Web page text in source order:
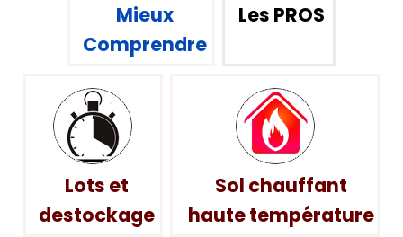
Mieux
Comprendre
Les PROS
Lots et
destockage
Sol chauffant
haute température